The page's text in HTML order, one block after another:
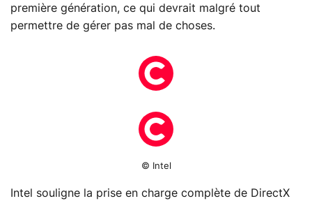
première génération, ce qui devrait malgré tout
permettre de gérer pas mal de choses.
© Intel
Intel souligne la prise en charge complète de DirectX